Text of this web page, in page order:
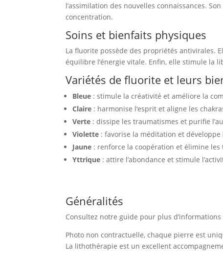
l’assimilation des nouvelles connaissances.
concentration.
Soins et bienfaits physiques
La fluorite possède des propriétés antivirales.
équilibre l’énergie vitale. Enfin, elle stimule la
Variétés de fluorite et leurs
Bleue : stimule la créativité et améliore la
Claire : harmonise l’esprit et aligne les
Verte : dissipe les traumatismes et purifie
Violette : favorise la méditation et développe
Jaune : renforce la coopération et élimine les
Yttrique : attire l’abondance et stimule
Généralités
Consultez notre guide pour plus d’informations
Photo non contractuelle, chaque pierre est
La lithothérapie est un excellent